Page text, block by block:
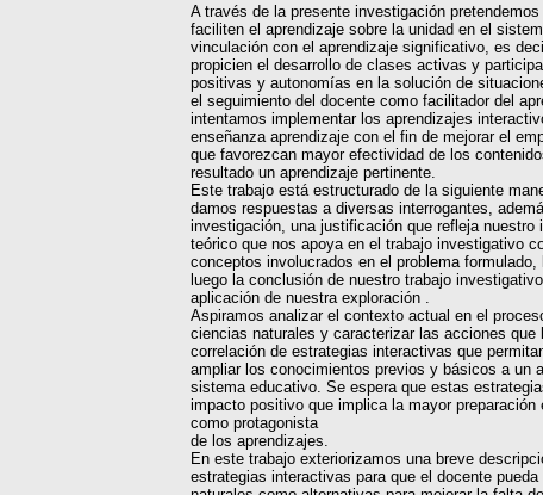
A través de la presente investigación
faciliten el aprendizaje sobre la unidad en el
vinculación con el aprendizaje significativo, es
propicien el desarrollo de clases activas y
positivas y autonomías en la solución de
el seguimiento del docente como facilitador del
intentamos implementar los aprendizajes
enseñanza aprendizaje con el fin de mejorar el
que favorezcan mayor efectividad de los
resultado un aprendizaje pertinente.
Este trabajo está estructurado de la siguiente
damos respuestas a diversas interrogantes,
investigación, una justificación que refleja
teórico que nos apoya en el trabajo investigativo
conceptos involucrados en el problema
luego la conclusión de nuestro trabajo
aplicación de nuestra exploración .
Aspiramos analizar el contexto actual en el
ciencias naturales y caracterizar las acciones
correlación de estrategias interactivas que
ampliar los conocimientos previos y básicos a un
sistema educativo. Se espera que estas
impacto positivo que implica la mayor
como protagonista
de los aprendizajes.
En este trabajo exteriorizamos una breve
estrategias interactivas para que el docente